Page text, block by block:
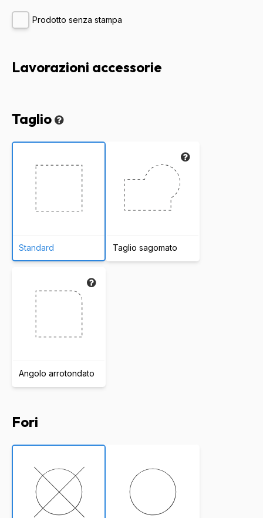
Prodotto senza stampa
Lavorazioni accessorie
Taglio
Standard Taglio sagomato
Angolo arrotondato
Fori